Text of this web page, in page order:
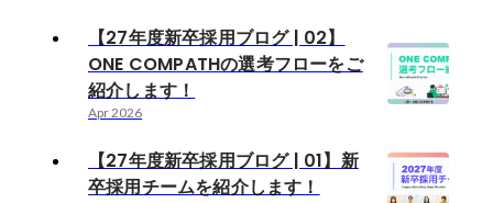
【27年度新卒採用ブログ | 02】
ONE COMPATHの選考フローをご
紹介します！
Apr 2026
【27年度新卒採用ブログ | 01】新
卒採用チームを紹介します！